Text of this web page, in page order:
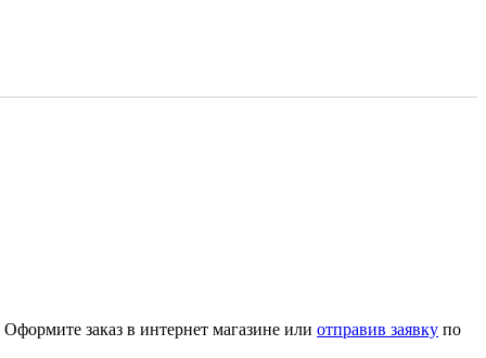
заказ в интернет магазине или отправив заявку по